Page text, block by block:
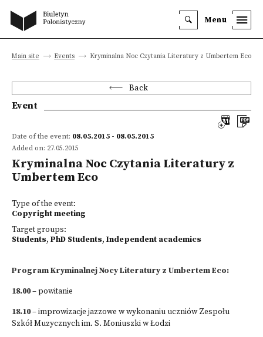
Menu
Main site Events Kryminalna Noc Czytania Literatury z Umbertem Eco
Back
Event
Date of the event: 08.05.2015 - 08.05.2015
Added on: 27.05.2015
Kryminalna Noc Czytania Literatury z
Umbertem Eco
Type of the event:
Copyright meeting
Target groups:
Students, PhD Students, Independent academics
Program Kryminalnej Nocy Literatury z Umbertem Eco:
18.00– powitanie
18.10– improwizacje jazzowe w wykonaniu uczniów Zespołu
Szkół Muzycznych im. S. Moniuszki w Łodzi